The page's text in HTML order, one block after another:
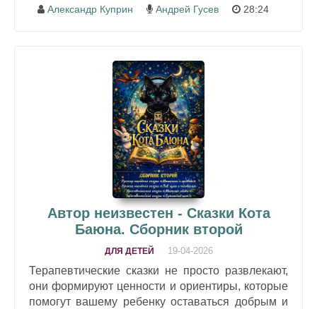
Александр Куприн Андрей Гусев 28:24
Автор неизвестен - Сказки Кота
Баюна. Сборник второй
ДЛЯ ДЕТЕЙ 19-04-2026
Терапевтические сказки не просто развлекают,
они формируют ценности и ориентиры, которые
помогут вашему ребенку оставаться добрым и